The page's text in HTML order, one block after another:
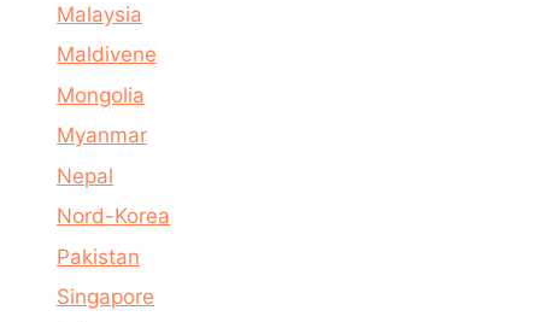
Malaysia
Maldivene
Mongolia
Myanmar
Nepal
Nord-Korea
Pakistan
Singapore